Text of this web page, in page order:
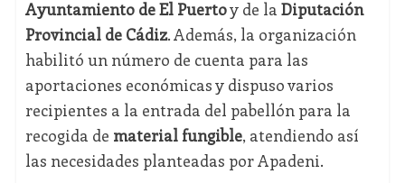
Ayuntamiento de El Puertoy de la Diputación
Provincial de Cádiz. Además, la organización
habilitó un número de cuenta para las
aportaciones económicas y dispuso varios
recipientes a la entrada del pabellón para la
recogida de material fungible, atendiendo así
las necesidades planteadas por Apadeni.